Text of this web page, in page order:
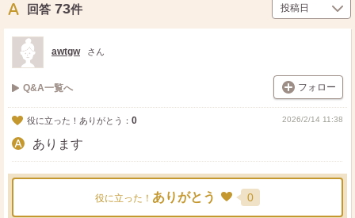
回答 73件
awtgw さん
Q&A一覧へ フォロー
役に立った！ありがとう： 0 2026/2/14 11:38
あります
役に立った！ ありがとう 0